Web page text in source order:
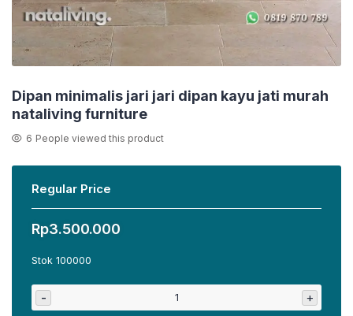
Dipan minimalis jari jari dipan kayu jati murah
nataliving furniture
6 People viewed this product
Regular Price
Rp3.500.000
Stok 100000
- +